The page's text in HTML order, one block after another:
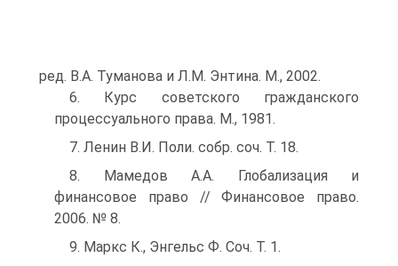
ред. В.А. Туманова и Л.М. Энтина. М., 2002.
6. Курс советского гражданского
процессуального права. М., 1981.
7. Ленин В.И. Поли. собр. соч. Т. 18.
8. Мамедов А.А. Глобализация и
финансовое право // Финансовое право.
2006. № 8.
9. Маркс К., Энгельс Ф. Соч. Т. 1.